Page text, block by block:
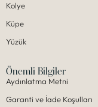
Kolye
Küpe
Yüzük
Önemli Bilgiler
Aydınlatma Metni
Garanti ve İade Koşulları